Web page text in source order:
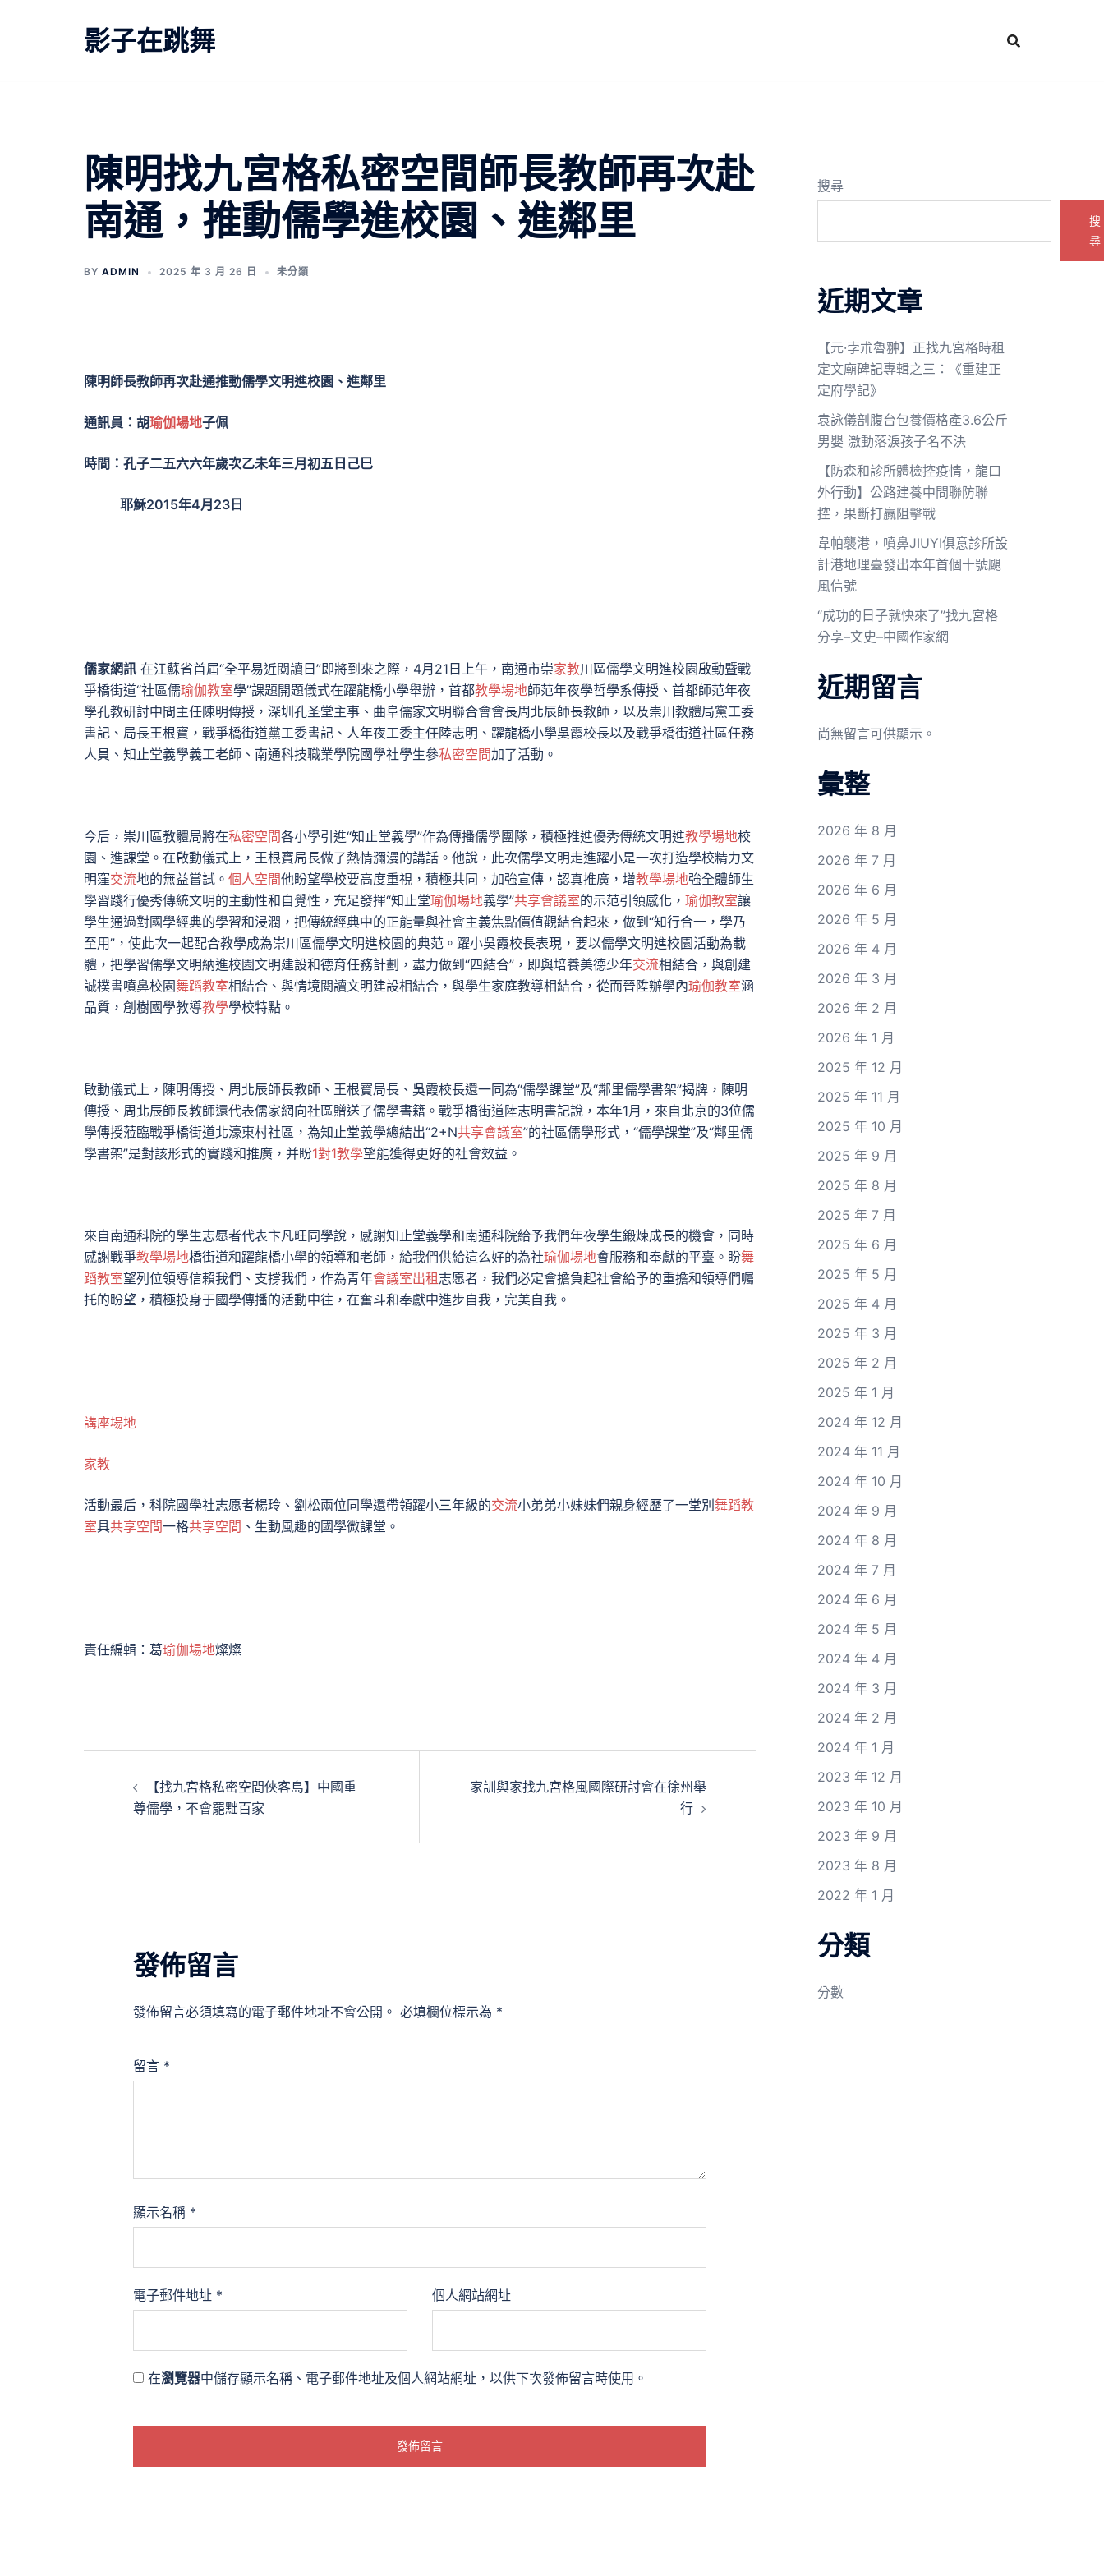
影子在跳舞
陳明找九宮格私密空間師長教師再次赴
南通，推動儒學進校園、進鄰里
BY ADMIN 2025 年 3 月 26 日 未分類
陳明師長教師再次赴通推動儒學文明進校園、進鄰里
通訊員：胡瑜伽場地子佩
時間：孔子二五六六年歲次乙未年三月初五日己巳
耶穌2015年4月23日
儒家網訊 在江蘇省首屆“全平易近閱讀日”即將到來之際，4月21日上午，南通市崇家教川區儒學文明進校園啟動暨戰
爭橋街道“社區儒瑜伽教室學”課題開題儀式在躍龍橋小學舉辦，首都教學場地師范年夜學哲學系傳授、首都師范年夜
學孔教研討中間主任陳明傳授，深圳孔圣堂主事、曲阜儒家文明聯合會會長周北辰師長教師，以及崇川教體局黨工委
書記、局長王根寶，戰爭橋街道黨工委書記、人年夜工委主任陸志明、躍龍橋小學吳霞校長以及戰爭橋街道社區任務
人員、知止堂義學義工老師、南通科技職業學院國學社學生參私密空間加了活動。
今后，崇川區教體局將在私密空間各小學引進“知止堂義學”作為傳播儒學團隊，積極推進優秀傳統文明進教學場地校
園、進課堂。在啟動儀式上，王根寶局長做了熱情瀰漫的講話。他說，此次儒學文明走進躍小是一次打造學校精力文
明窪交流地的無益嘗試。 個人空間他盼望學校要高度重視，積極共同，加強宣傳，認真推廣，增教學場地強全體師生
學習踐行優秀傳統文明的主動性和自覺性，充足發揮“知止堂瑜伽場地義學”共享會議室的示范引領感化， 瑜伽教室讓
學生通過對國學經典的學習和浸潤，把傳統經典中的正能量與社會主義焦點價值觀結合起來，做到“知行合一，學乃
至用”，使此次一起配合教學成為崇川區儒學文明進校園的典范。躍小吳霞校長表現，要以儒學文明進校園活動為載
體，把學習儒學文明納進校園文明建設和德育任務計劃，盡力做到“四結合”，即與培養美德少年交流相結合，與創建
誠樸書噴鼻校園舞蹈教室相結合、與情境閱讀文明建設相結合，與學生家庭教導相結合，從而晉陞辦學內瑜伽教室涵
品質，創樹國學教導教學學校特點。
啟動儀式上，陳明傳授、周北辰師長教師、王根寶局長、吳霞校長還一同為“儒學課堂”及“鄰里儒學書架”揭牌，陳明
傳授、周北辰師長教師還代表儒家網向社區贈送了儒學書籍。戰爭橋街道陸志明書記說，本年1月，來自北京的3位儒
學傳授蒞臨戰爭橋街道北濠東村社區，為知止堂義學總結出“2+N共享會議室”的社區儒學形式，“儒學課堂”及“鄰里儒
學書架”是對該形式的實踐和推廣，并盼1對1教學望能獲得更好的社會效益。
來自南通科院的學生志愿者代表卞凡旺同學說，感謝知止堂義學和南通科院給予我們年夜學生鍛煉成長的機會，同時
感謝戰爭教學場地橋街道和躍龍橋小學的領導和老師，給我們供給這么好的為社瑜伽場地會服務和奉獻的平臺。盼舞
蹈教室望列位領導信賴我們、支撐我們，作為青年會議室出租志愿者，我們必定會擔負起社會給予的重擔和領導們囑
托的盼望，積極投身于國學傳播的活動中往，在奮斗和奉獻中進步自我，完美自我。
講座場地
家教
活動最后，科院國學社志愿者楊玲、劉松兩位同學還帶領躍小三年級的交流小弟弟小妹妹們親身經歷了一堂別舞蹈教
室具共享空間一格共享空間 、生動風趣的國學微課堂。
責任編輯：葛瑜伽場地燦燦
【找九宮格私密空間俠客島】中國重
尊儒學，不會罷黜百家
家訓與家找九宮格風國際研討會在徐州舉
行
發佈留言
發佈留言必須填寫的電子郵件地址不會公開。 必填欄位標示為 *
留言 *
顯示名稱 *
電子郵件地址 * 個人網站網址
在瀏覽器中儲存顯示名稱、電子郵件地址及個人網站網址，以供下次發佈留言時使用。
搜尋
搜
尋
近期文章
【元·孛朮魯翀】正找九宮格時租
定文廟碑記專輯之三：《重建正
定府學記》
袁詠儀剖腹台包養價格產3.6公斤
男嬰 激動落淚孩子名不決
【防森和診所體檢控疫情，龍口
外行動】公路建養中間聯防聯
控，果斷打贏阻擊戰
韋帕襲港，噴鼻JIUYI俱意診所設
計港地理臺發出本年首個十號颶
風信號
“成功的日子就快來了”找九宮格
分享–文史–中國作家網
近期留言
尚無留言可供顯示。
彙整
2026 年 8 月
2026 年 7 月
2026 年 6 月
2026 年 5 月
2026 年 4 月
2026 年 3 月
2026 年 2 月
2026 年 1 月
2025 年 12 月
2025 年 11 月
2025 年 10 月
2025 年 9 月
2025 年 8 月
2025 年 7 月
2025 年 6 月
2025 年 5 月
2025 年 4 月
2025 年 3 月
2025 年 2 月
2025 年 1 月
2024 年 12 月
2024 年 11 月
2024 年 10 月
2024 年 9 月
2024 年 8 月
2024 年 7 月
2024 年 6 月
2024 年 5 月
2024 年 4 月
2024 年 3 月
2024 年 2 月
2024 年 1 月
2023 年 12 月
2023 年 10 月
2023 年 9 月
2023 年 8 月
2022 年 1 月
分類
分數